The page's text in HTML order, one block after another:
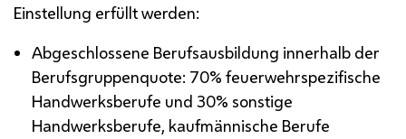
Einstellung erfüllt werden:
Abgeschlossene Berufsausbildung innerhalb der
Berufsgruppenquote: 70% feuerwehrspezifische
Handwerksberufe und 30% sonstige
Handwerksberufe, kaufmännische Berufe